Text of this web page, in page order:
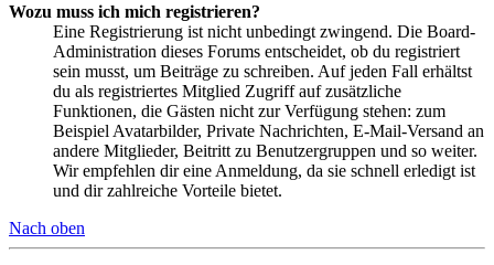
Wozu muss ich mich registrieren?
Eine Registrierung ist nicht unbedingt zwingend. Die Board-
Administration dieses Forums entscheidet, ob du registriert
sein musst, um Beiträge zu schreiben. Auf jeden Fall erhältst
du als registriertes Mitglied Zugriff auf zusätzliche
Funktionen, die Gästen nicht zur Verfügung stehen: zum
Beispiel Avatarbilder, Private Nachrichten, E-Mail-Versand an
andere Mitglieder, Beitritt zu Benutzergruppen und so weiter.
Wir empfehlen dir eine Anmeldung, da sie schnell erledigt ist
und dir zahlreiche Vorteile bietet.
Nach oben